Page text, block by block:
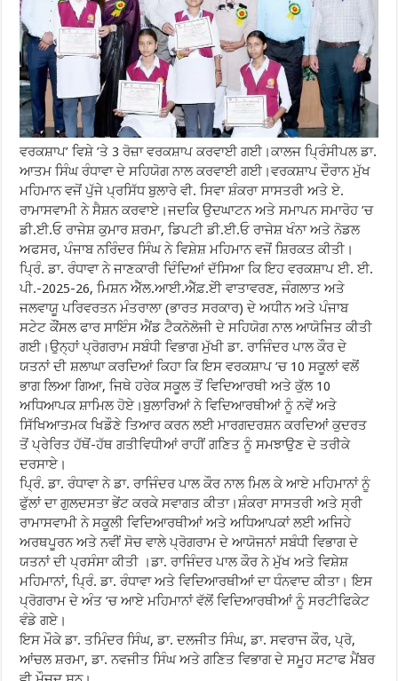
ਵਰਕਸ਼ਾਪ’ ਵਿਸ਼ੇ ’ਤੇ 3 ਰੋਜ਼ਾ ਵਰਕਸ਼ਾਪ ਕਰਵਾਈ ਗਈ।ਕਾਲਜ ਪ੍ਰਿੰਸੀਪਲ ਡਾ.
ਆਤਮ ਸਿੰਘ ਰੰਧਾਵਾ ਦੇ ਸਹਿਯੋਗ ਨਾਲ ਕਰਵਾਈ ਗਈ।ਵਰਕਸ਼ਾਪ ਦੌਰਾਨ ਮੁੱਖ
ਮਹਿਮਾਨ ਵਜੋਂ ਪੁੱਜੇ ਪ੍ਰਸਿੱਧ ਬੁਲਾਰੇ ਵੀ. ਸਿਵਾ ਸ਼ੰਕਰਾ ਸਾਸਤਰੀ ਅਤੇ ਏ.
ਰਾਮਾਸਵਾਮੀ ਨੇ ਸੈਸ਼ਨ ਕਰਵਾਏ।ਜਦਕਿ ਉਦਘਾਟਨ ਅਤੇ ਸਮਾਪਨ ਸਮਾਰੋਹ ’ਚ
ਡੀ.ਈ.ਓ ਰਾਜੇਸ਼ ਕੁਮਾਰ ਸ਼ਰਮਾ, ਡਿਪਟੀ ਡੀ.ਈ.ਓ ਰਾਜੇਸ਼ ਖੰਨਾ ਅਤੇ ਨੋਡਲ
ਅਫਸਰ, ਪੰਜਾਬ ਨਰਿੰਦਰ ਸਿੰਘ ਨੇ ਵਿਸ਼ੇਸ਼ ਮਹਿਮਾਨ ਵਜੋਂ ਸ਼ਿਰਕਤ ਕੀਤੀ।
ਪ੍ਰਿੰ. ਡਾ. ਰੰਧਾਵਾ ਨੇ ਜਾਣਕਾਰੀ ਦਿੰਦਿਆਂ ਦੱਸਿਆ ਕਿ ਇਹ ਵਰਕਸ਼ਾਪ ਈ. ਈ.
ਪੀ.-2025-26, ਮਿਸ਼ਨ ਐੱਲ.ਆਈ.ਐੱਫ਼.ਏੀ ਵਾਤਾਵਰਣ, ਜੰਗਲਾਤ ਅਤੇ
ਜਲਵਾਯੂ ਪਰਿਵਰਤਨ ਮੰਤਰਾਲਾ (ਭਾਰਤ ਸਰਕਾਰ) ਦੇ ਅਧੀਨ ਅਤੇ ਪੰਜਾਬ
ਸਟੇਟ ਕੌਂਸਲ ਫਾਰ ਸਾਇੰਸ ਐਂਡ ਟੈਕਨੋਲੋਜੀ ਦੇ ਸਹਿਯੋਗ ਨਾਲ ਆਯੋਜਿਤ ਕੀਤੀ
ਗਈ।ਉਨ੍ਹਾਂ ਪ੍ਰੋਗਰਾਮ ਸਬੰਧੀ ਵਿਭਾਗ ਮੁੱਖੀ ਡਾ. ਰਾਜਿੰਦਰ ਪਾਲ ਕੌਰ ਦੇ
ਯਤਨਾਂ ਦੀ ਸ਼ਲਾਘਾ ਕਰਦਿਆਂ ਕਿਹਾ ਕਿ ਇਸ ਵਰਕਸ਼ਾਪ ’ਚ 10 ਸਕੂਲਾਂ ਵਲੋਂ
ਭਾਗ ਲਿਆ ਗਿਆ, ਜਿਥੇ ਹਰੇਕ ਸਕੂਲ ਤੋਂ ਵਿਦਿਆਰਥੀ ਅਤੇ ਕੁੱਲ 10
ਅਧਿਆਪਕ ਸ਼ਾਮਿਲ ਹੋਏ।ਬੁਲਾਰਿਆਂ ਨੇ ਵਿਦਿਆਰਥੀਆਂ ਨੂੰ ਨਵੇਂ ਅਤੇ
ਸਿੱਖਿਆਤਮਕ ਖਿਡੌਣੇ ਤਿਆਰ ਕਰਨ ਲਈ ਮਾਰਗਦਰਸ਼ਨ ਕਰਦਿਆਂ ਕੁਦਰਤ
ਤੋਂ ਪ੍ਰੇਰਿਤ ਹੱਥੋਂ-ਹੱਥ ਗਤੀਵਿਧੀਆਂ ਰਾਹੀਂ ਗਣਿਤ ਨੂੰ ਸਮਝਾਉਣ ਦੇ ਤਰੀਕੇ
ਦਰਸਾਏ।
ਪ੍ਰਿੰ. ਡਾ. ਰੰਧਾਵਾ ਨੇ ਡਾ. ਰਾਜਿੰਦਰ ਪਾਲ ਕੌਰ ਨਾਲ ਮਿਲ ਕੇ ਆਏ ਮਹਿਮਾਨਾਂ ਨੂੰ
ਫੁੱਲਾਂ ਦਾ ਗੁਲਦਸਤਾ ਭੇਂਟ ਕਰਕੇ ਸਵਾਗਤ ਕੀਤਾ।ਸ਼ੰਕਰਾ ਸਾਸਤਰੀ ਅਤੇ ਸ੍ਰੀ
ਰਾਮਾਸਵਾਮੀ ਨੇ ਸਕੂਲੀ ਵਿਦਿਆਰਥੀਆਂ ਅਤੇ ਅਧਿਆਪਕਾਂ ਲਈ ਅਜਿਹੇ
ਅਰਥਪੂਰਨ ਅਤੇ ਨਵੀਂ ਸੋਚ ਵਾਲੇ ਪ੍ਰੋਗਰਾਮ ਦੇ ਆਯੋਜਨਾਂ ਸਬੰਧੀ ਵਿਭਾਗ ਦੇ
ਯਤਨਾਂ ਦੀ ਪ੍ਰਸੰਸਾ ਕੀਤੀ ।ਡਾ. ਰਾਜਿੰਦਰ ਪਾਲ ਕੌਰ ਨੇ ਮੁੱਖ ਅਤੇ ਵਿਸ਼ੇਸ਼
ਮਹਿਮਾਨਾਂ, ਪ੍ਰਿੰ. ਡਾ. ਰੰਧਾਵਾ ਅਤੇ ਵਿਦਿਆਰਥੀਆਂ ਦਾ ਧੰਨਵਾਦ ਕੀਤਾ। ਇਸ
ਪ੍ਰੋਗਰਾਮ ਦੇ ਅੰਤ ’ਚ ਆਏ ਮਹਿਮਾਨਾਂ ਵੱਲੋਂ ਵਿਦਿਆਰਥੀਆਂ ਨੂੰ ਸਰਟੀਫਿਕੇਟ
ਵੰਡੇ ਗਏ।
ਇਸ ਮੌਕੇ ਡਾ. ਤਮਿੰਦਰ ਸਿੰਘ, ਡਾ. ਦਲਜੀਤ ਸਿੰਘ, ਡਾ. ਸਵਰਾਜ ਕੌਰ, ਪ੍ਰੋ,
ਆਂਚਲ ਸ਼ਰਮਾ, ਡਾ. ਨਵਜੀਤ ਸਿੰਘ ਅਤੇ ਗਣਿਤ ਵਿਭਾਗ ਦੇ ਸਮੂਹ ਸਟਾਫ ਮੈਂਬਰ